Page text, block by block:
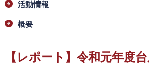
文
活動情報
概要
【レポート】令和元年度